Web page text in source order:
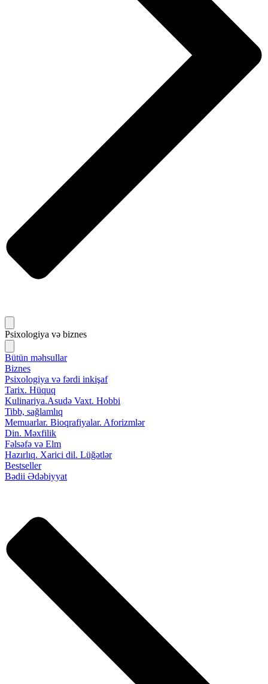
Psixologiya və biznes
Bütün məhsullar
Biznes
Psixologiya və fərdi inkişaf
Tarix. Hüquq
Kulinariya.Asudə Vaxt. Hobbi
Tibb, sağlamlıq
Memuarlar. Bioqrafiyalar. Aforizmlər
Din. Məxfilik
Fəlsəfə və Elm
Hazırlıq. Xarici dil. Lüğətlər
Bestseller
Bədii Ədəbiyyat